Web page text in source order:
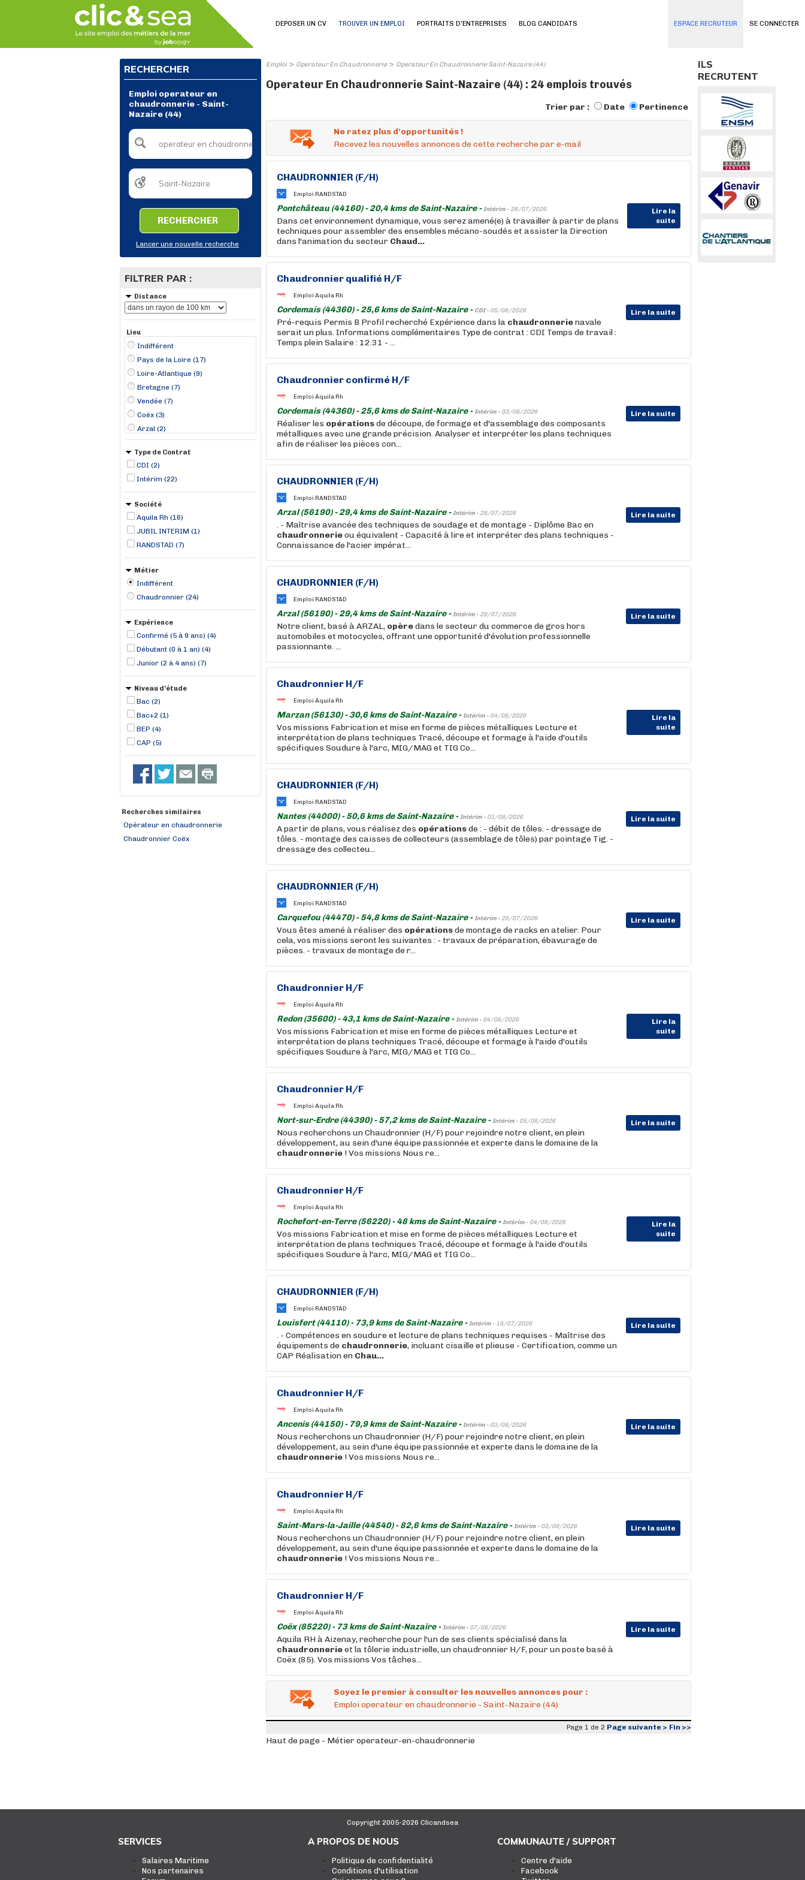
SE CONNECTER
DEPOSER UN CV TROUVER UN EMPLOI PORTRAITS D'ENTREPRISES BLOG CANDIDATS ESPACE RECRUTEUR
RECHERCHER
Emploi operateur en
chaudronnerie - Saint-
Nazaire (44)
RECHERCHER
Lancer une nouvelle recherche
FILTRER PAR :
Distance
Lieu
Indifférent
Pays de la Loire (17)
Loire-Atlantique (9)
Bretagne (7)
Vendée (7)
Coëx (3)
Arzal (2)
Cordemais (2)
La Roche-sur-Yon (2)
Le Poiré-sur-Vie (2)
Ancenis (1)
Type de Contrat
CDI (2)
Intérim (22)
Société
Aquila Rh (16)
JUBIL INTERIM (1)
RANDSTAD (7)
Métier
Indifférent
Chaudronnier (24)
Expérience
Confirmé (5 à 9 ans) (4)
Débutant (0 à 1 an) (4)
Junior (2 à 4 ans) (7)
Niveau d'étude
Bac (2)
Bac+2 (1)
BEP (4)
CAP (5)
Recherches similaires
Opérateur en chaudronnerie
Chaudronnier Coëx
Emploi> Operateur En Chaudronnerie> Operateur En Chaudronnerie Saint-Nazaire (44)
Operateur En Chaudronnerie Saint-Nazaire (44) : 24 emplois trouvés
Trier par : Date Pertinence
Ne ratez plus d'opportunités !
Recevez les nouvelles annonces de cette recherche par e-mail
CHAUDRONNIER (F/H)
Emploi RANDSTAD
Pontchâteau (44160) - 20,4 kms de Saint-Nazaire -Intérim - 28/07/2026
Lire la
suite
Dans cet environnement dynamique, vous serez amené(e) à travailler à partir de plans
techniques pour assembler des ensembles mécano-soudés et assister la Direction
dans l'animation du secteur Chaud...
Chaudronnier qualifié H/F
Emploi Aquila Rh
Cordemais (44360) - 25,6 kms de Saint-Nazaire - CDI - 05/08/2026 Lire la suite
Pré-requis Permis B Profil recherché Expérience dans la chaudronnerienavale
serait un plus. Informations complémentaires Type de contrat : CDI Temps de travail :
Temps plein Salaire : 12.31 - ...
Chaudronnier confirmé H/F
Emploi Aquila Rh
Cordemais (44360) - 25,6 kms de Saint-Nazaire -Intérim - 03/08/2026 Lire la suite
Réaliser les opérationsde découpe, de formage et d'assemblage des composants
métalliques avec une grande précision. Analyser et interpréter les plans techniques
afin de réaliser les pièces con...
CHAUDRONNIER (F/H)
Emploi RANDSTAD
Arzal (56190) - 29,4 kms de Saint-Nazaire -Intérim - 28/07/2026 Lire la suite
. - Maîtrise avancée des techniques de soudage et de montage - Diplôme Bac en
chaudronnerieou équivalent - Capacité à lire et interpréter des plans techniques -
Connaissance de l'acier impérat...
CHAUDRONNIER (F/H)
Emploi RANDSTAD
Arzal (56190) - 29,4 kms de Saint-Nazaire -Intérim - 28/07/2026 Lire la suite
Notre client, basé à ARZAL, opèredans le secteur du commerce de gros hors
automobiles et motocycles, offrant une opportunité d'évolution professionnelle
passionnante. ...
Chaudronnier H/F
Emploi Aquila Rh
Marzan (56130) - 30,6 kms de Saint-Nazaire -Intérim - 04/08/2026
Lire la
suite
Vos missions Fabrication et mise en forme de pièces métalliques Lecture et
interprétation de plans techniques Tracé, découpe et formage à l'aide d'outils
spécifiques Soudure à l'arc, MIG/MAG et TIG Co...
CHAUDRONNIER (F/H)
Emploi RANDSTAD
Nantes (44000) - 50,6 kms de Saint-Nazaire -Intérim - 01/08/2026 Lire la suite
A partir de plans, vous réalisez des opérationsde : - débit de tôles. - dressage de
tôles. - montage des caisses de collecteurs (assemblage de tôles) par pointage Tig. -
dressage des collecteu...
CHAUDRONNIER (F/H)
Emploi RANDSTAD
Carquefou (44470) - 54,8 kms de Saint-Nazaire -Intérim - 25/07/2026 Lire la suite
Vous êtes amené à réaliser des opérationsde montage de racks en atelier. Pour
cela, vos missions seront les suivantes : - travaux de préparation, ébavurage de
pièces. - travaux de montage de r...
Chaudronnier H/F
Emploi Aquila Rh
Redon (35600) - 43,1 kms de Saint-Nazaire -Intérim - 04/08/2026
Lire la
suite
Vos missions Fabrication et mise en forme de pièces métalliques Lecture et
interprétation de plans techniques Tracé, découpe et formage à l'aide d'outils
spécifiques Soudure à l'arc, MIG/MAG et TIG Co...
Chaudronnier H/F
Emploi Aquila Rh
Nort-sur-Erdre (44390) - 57,2 kms de Saint-Nazaire -Intérim - 05/08/2026 Lire la suite
Nous recherchons un Chaudronnier (H/F) pour rejoindre notre client, en plein
développement, au sein d'une équipe passionnée et experte dans le domaine de la
chaudronnerie ! Vos missions Nous re...
Chaudronnier H/F
Emploi Aquila Rh
Rochefort-en-Terre (56220) - 48 kms de Saint-Nazaire -Intérim - 04/08/2026
Lire la
suite
Vos missions Fabrication et mise en forme de pièces métalliques Lecture et
interprétation de plans techniques Tracé, découpe et formage à l'aide d'outils
spécifiques Soudure à l'arc, MIG/MAG et TIG Co...
CHAUDRONNIER (F/H)
Emploi RANDSTAD
Louisfert (44110) - 73,9 kms de Saint-Nazaire -Intérim - 16/07/2026 Lire la suite
. - Compétences en soudure et lecture de plans techniques requises - Maîtrise des
équipements de chaudronnerie, incluant cisaille et plieuse - Certification, comme un
CAP Réalisation en Chau...
Chaudronnier H/F
Emploi Aquila Rh
Ancenis (44150) - 79,9 kms de Saint-Nazaire -Intérim - 03/08/2026 Lire la suite
Nous recherchons un Chaudronnier (H/F) pour rejoindre notre client, en plein
développement, au sein d'une équipe passionnée et experte dans le domaine de la
chaudronnerie ! Vos missions Nous re...
Chaudronnier H/F
Emploi Aquila Rh
Saint-Mars-la-Jaille (44540) - 82,6 kms de Saint-Nazaire -Intérim - 03/08/2026 Lire la suite
Nous recherchons un Chaudronnier (H/F) pour rejoindre notre client, en plein
développement, au sein d'une équipe passionnée et experte dans le domaine de la
chaudronnerie ! Vos missions Nous re...
Chaudronnier H/F
Emploi Aquila Rh
Coëx (85220) - 73 kms de Saint-Nazaire -Intérim - 07/08/2026 Lire la suite
Aquila RH à Aizenay, recherche pour l'un de ses clients spécialisé dans la
chaudronnerieet la tôlerie industrielle, un chaudronnier H/F, pour un poste basé à
Coëx (85). Vos missions Vos tâches...
Soyez le premier à consulter les nouvelles annonces pour :
Emploi operateur en chaudronnerie - Saint-Nazaire (44)
Page 1 de 2 Page suivante > Fin >>
Haut de page - Métier operateur-en-chaudronnerie
ILS
RECRUTENT
Copyright 2005-2026 Clicandsea
SERVICES
Salaires Maritime
Nos partenaires
A PROPOS DE NOUS
Politique de confidentialité
Conditions d'utilisation
COMMUNAUTE / SUPPORT
Centre d'aide
Facebook